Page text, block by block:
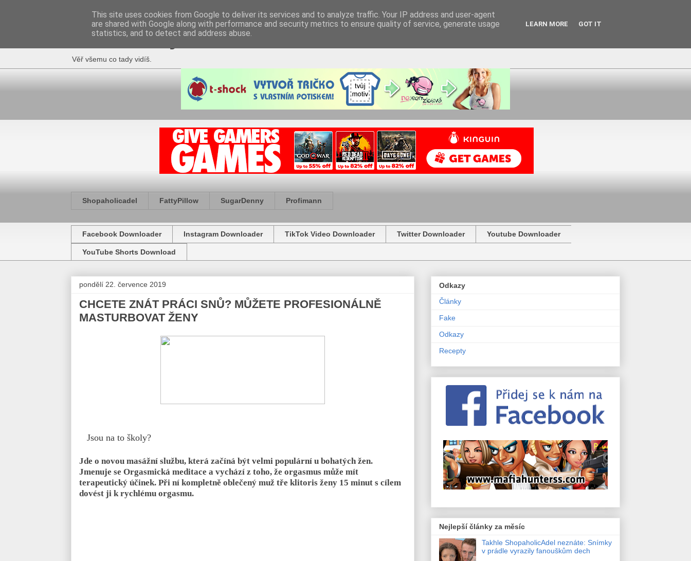
Fakečlánky
Věř všemu co tady vidíš.
Shopaholicadel FattyPillow SugarDenny Profimann
Facebook Downloader Instagram Downloader TikTok Video Downloader Twitter Downloader Youtube Downloader
YouTube Shorts Download
pondělí 22. července 2019
CHCETE ZNÁT PRÁCI SNŮ? MŮŽETE PROFESIONÁLNĚ
MASTURBOVAT ŽENY
Jsou na to školy?
Jde o novou masážní službu, která začíná být velmi populární u bohatých žen.
Jmenuje se Orgasmická meditace a vychází z toho, že orgasmus může mít
terapeutický účinek. Při ní kompletně oblečený muž tře klitoris ženy 15 minut s cílem
dovést ji k rychlému orgasmu.
Odkazy
Články
Fake
Odkazy
Recepty
Nejlepší články za měsíc
Takhle ShopaholicAdel neznáte: Snímky
v prádle vyrazily fanouškům dech
This site uses cookies from Google to deliver its services and to analyze traffic. Your IP address and user-agent
are shared with Google along with performance and security metrics to ensure quality of service, generate usage
statistics, and to detect and address abuse.
LEARN MORE GOT IT